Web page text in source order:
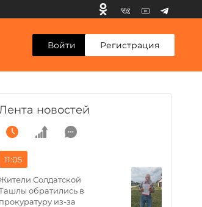
Войти Регистрация
новостей
11:05
Жители Солдатской
обратились в
прокуратуру из-за